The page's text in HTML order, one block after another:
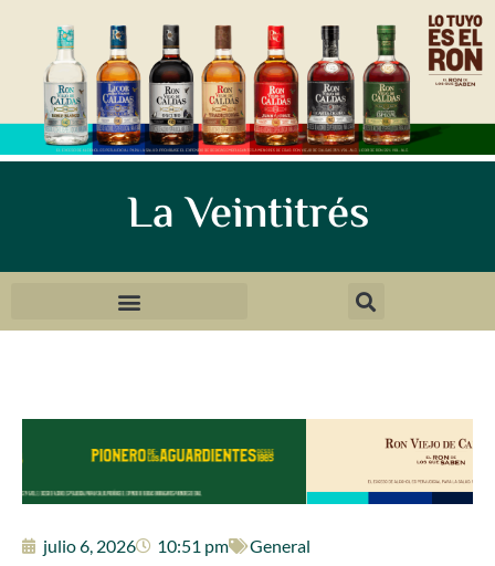
La Veintitrés
julio 6, 2026 10:51 pm General